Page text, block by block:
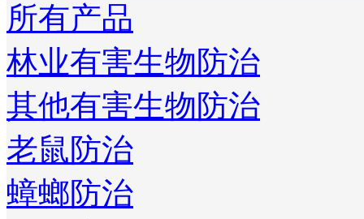
所有产品
林业有害生物防治
其他有害生物防治
老鼠防治
蟑螂防治